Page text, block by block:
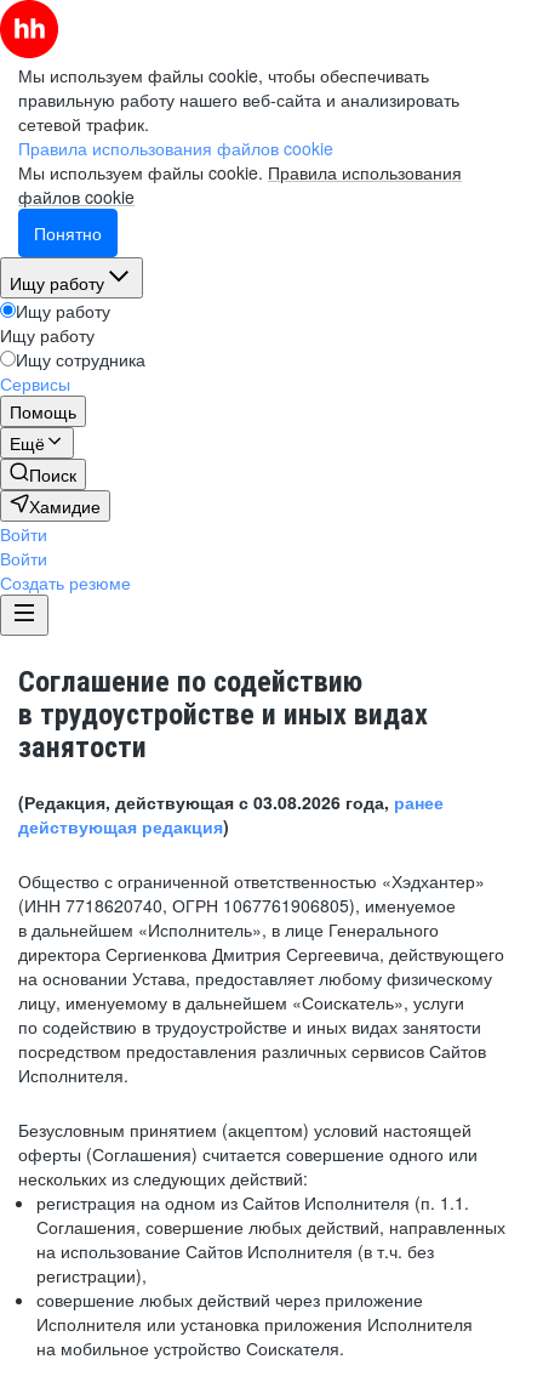
Мы используем файлы cookie, чтобы обеспечивать
правильную работу нашего веб-сайта и анализировать
сетевой трафик.
Правила использования файлов cookie
Мы используем файлы cookie. Правила использования
файлов cookie
Понятно
Ищу работу
Ищу работу
Ищу работу
Ищу сотрудника
Сервисы
Помощь
Ещё
Поиск
Хамидие
Войти
Войти
Создать резюме
Соглашение по содействию
в трудоустройстве и иных видах
занятости
(Редакция, действующая с 03.08.2026 года, ранее
действующая редакция)
Общество с ограниченной ответственностью «Хэдхантер»
(ИНН 7718620740, ОГРН 1067761906805), именуемое
в дальнейшем «Исполнитель», в лице Генерального
директора Сергиенкова Дмитрия Сергеевича, действующего
на основании Устава, предоставляет любому физическому
лицу, именуемому в дальнейшем «Соискатель», услуги
по содействию в трудоустройстве и иных видах занятости
посредством предоставления различных сервисов Сайтов
Исполнителя.
Безусловным принятием (акцептом) условий настоящей
оферты (Соглашения) считается совершение одного или
нескольких из следующих действий:
регистрация на одном из Сайтов Исполнителя (п. 1.1.
Соглашения, совершение любых действий, направленных
на использование Сайтов Исполнителя (в т.ч. без
регистрации),
совершение любых действий через приложение
Исполнителя или установка приложения Исполнителя
на мобильное устройство Соискателя.